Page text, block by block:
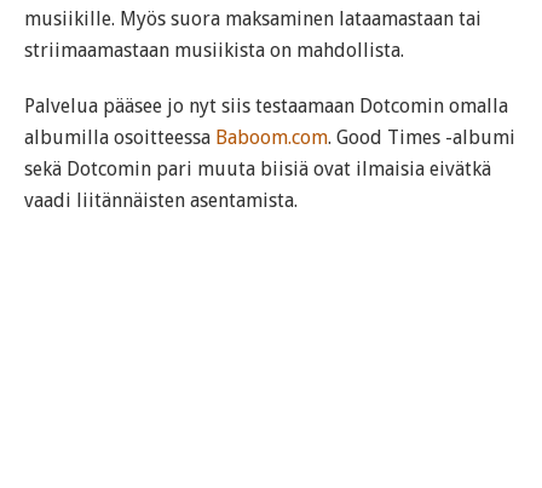
musiikille. Myös suora maksaminen lataamastaan tai
striimaamastaan musiikista on mahdollista.
Palvelua pääsee jo nyt siis testaamaan Dotcomin omalla
albumilla osoitteessa Baboom.com. Good Times -albumi
sekä Dotcomin pari muuta biisiä ovat ilmaisia eivätkä
vaadi liitännäisten asentamista.